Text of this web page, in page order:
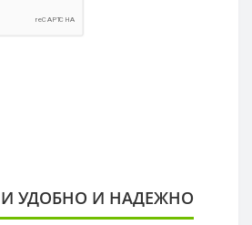
УДОБНО И НАДЕЖНО